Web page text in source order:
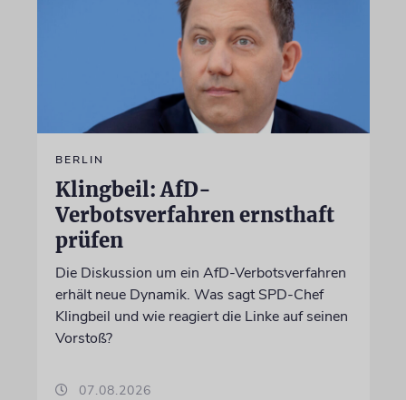
BERLIN
Klingbeil: AfD-
Verbotsverfahren ernsthaft
prüfen
Die Diskussion um ein AfD-Verbotsverfahren
erhält neue Dynamik. Was sagt SPD-Chef
Klingbeil und wie reagiert die Linke auf seinen
Vorstoß?
07.08.2026